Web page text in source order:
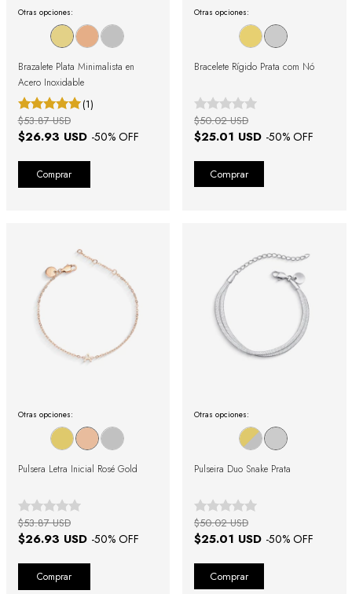
Otras opciones:
Brazalete Plata Minimalista en
Acero Inoxidable
(1)
$26.93 USD -50% OFF
$53.87 USD
Comprar
Otras opciones:
Bracelete Rígido Prata com Nó
$25.01 USD -50% OFF
$50.02 USD
Otras opciones:
Pulsera Letra Inicial Rosé Gold
$26.93 USD -50% OFF
$53.87 USD
Comprar
Otras opciones:
Pulseira Duo Snake Prata
$25.01 USD -50% OFF
$50.02 USD